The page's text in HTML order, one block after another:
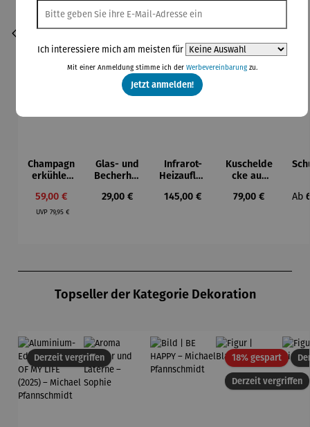
Champagn
erkühler
Strandkör
be
Verkaufspreis:
59,00 €
UVP Regulärer Preis:
79,95 €
Glas- und
Becherhal
Regulärer Preis:
29,00 €
Infrarot-
Heizauflag
Regulärer Preis:
145,00 €
Kuschelde
cke aus
Regulärer Preis:
79,00 €
b
Ab
Topseller der Kategorie Dekoration
Derzeit vergriffen
Derzeit vergriffen
18% gespartRabatt
Ich interessiere mich am meisten für
Mit einer Anmeldung stimme ich der Werbevereinbarungzu.
Jetzt anmelden!